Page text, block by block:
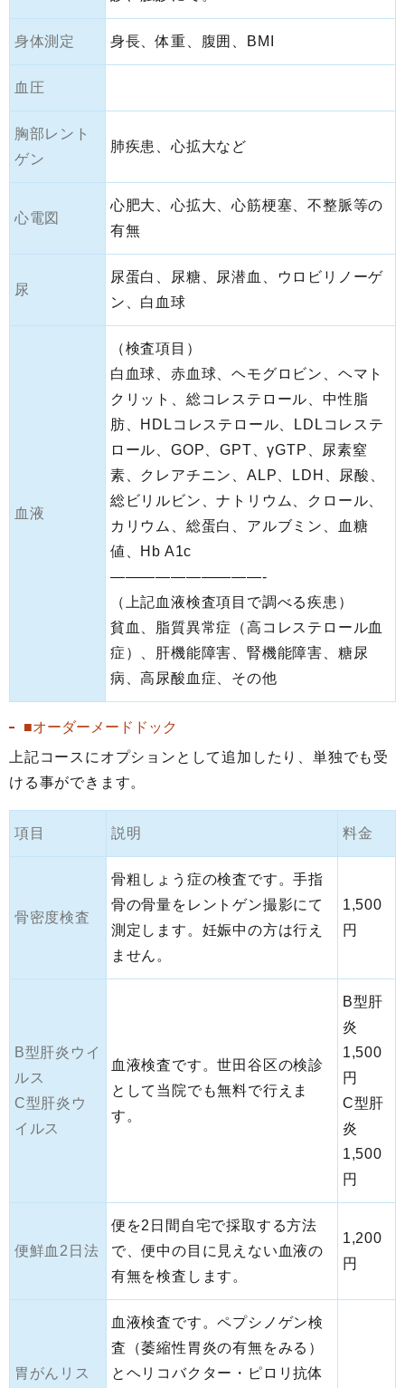
身体測定 身長、体重、腹囲、BMI
血圧
胸部レント
ゲン
肺疾患、心拡大など
心電図
心肥大、心拡大、心筋梗塞、不整脈等の
有無
尿
尿蛋白、尿糖、尿潜血、ウロビリノーゲ
ン、白血球
血液
（検査項目）
白血球、赤血球、ヘモグロビン、ヘマト
クリット、総コレステロール、中性脂
肪、HDLコレステロール、LDLコレステ
ロール、GOP、GPT、γGTP、尿素窒
素、クレアチニン、ALP、LDH、尿酸、
総ビリルビン、ナトリウム、クロール、
カリウム、総蛋白、アルブミン、血糖
値、Hb A1c
——————————-
（上記血液検査項目で調べる疾患）
貧血、脂質異常症（高コレステロール血
症）、肝機能障害、腎機能障害、糖尿
病、高尿酸血症、その他
■オーダーメードドック
上記コースにオプションとして追加したり、単独でも受
ける事ができます。
項目 説明 料金
骨密度検査
骨粗しょう症の検査です。手指
骨の骨量をレントゲン撮影にて
測定します。妊娠中の方は行え
ません。
1,500
円
B型肝炎ウイ
ルス
C型肝炎ウ
イルス
血液検査です。世田谷区の検診
として当院でも無料で行えま
す。
B型肝
炎
1,500
円
C型肝
炎
1,500
円
便鮮血2日法
便を2日間自宅で採取する方法
で、便中の目に見えない血液の
有無を検査します。
1,200
円
胃がんリス
血液検査です。ペプシノゲン検
査（萎縮性胃炎の有無をみる）
とヘリコバクター・ピロリ抗体